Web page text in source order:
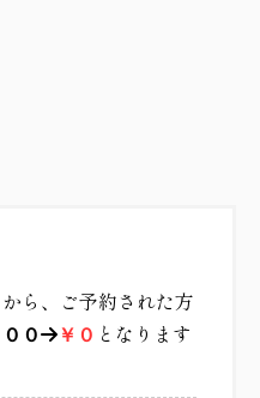
ら、ご予約された方
０→￥０ となります